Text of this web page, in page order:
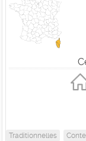
Traditionnelles